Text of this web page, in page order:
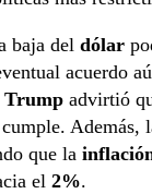
baja del dólar
acuerdo
Trump advirtió
Además,
que la
el 2%.